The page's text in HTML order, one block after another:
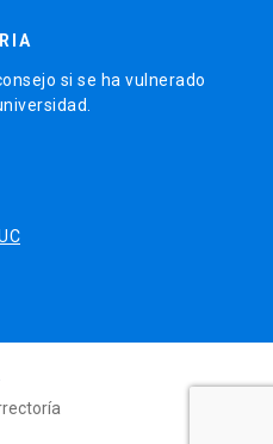
si se ha vulnerado